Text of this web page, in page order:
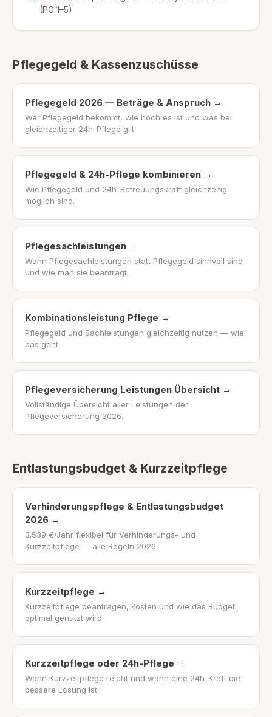
(PG 1–5)
Pflegegeld & Kassenzuschüsse
Pflegegeld 2026 — Beträge & Anspruch →
Wer Pflegegeld bekommt, wie hoch es ist und was bei
gleichzeitiger 24h-Pflege gilt.
Pflegegeld & 24h-Pflege kombinieren →
Wie Pflegegeld und 24h-Betreuungskraft gleichzeitig
möglich sind.
Pflegesachleistungen →
Wann Pflegesachleistungen statt Pflegegeld sinnvoll sind
und wie man sie beantragt.
Kombinationsleistung Pflege →
Pflegegeld und Sachleistungen gleichzeitig nutzen — wie
das geht.
Pflegeversicherung Leistungen Übersicht →
Vollständige Übersicht aller Leistungen der
Pflegeversicherung 2026.
Entlastungsbudget & Kurzzeitpflege
Verhinderungspflege & Entlastungsbudget
2026 →
3.539 €/Jahr flexibel für Verhinderungs- und
Kurzzeitpflege — alle Regeln 2026.
Kurzzeitpflege →
Kurzzeitpflege beantragen, Kosten und wie das Budget
optimal genutzt wird.
Kurzzeitpflege oder 24h-Pflege →
Wann Kurzzeitpflege reicht und wann eine 24h-Kraft die
bessere Lösung ist.